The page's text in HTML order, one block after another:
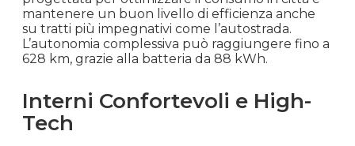
mantenere un buon livello di efficienza anche
su tratti più impegnativi come l’autostrada.
L’autonomia complessiva può raggiungere fino a
628 km, grazie alla batteria da 88 kWh.
Interni Confortevoli e High-
Tech